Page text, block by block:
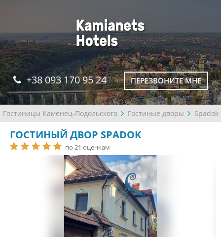
+38 093 170 95 24 ПЕРЕЗВОНИТЕ МНЕ
Гостиницы Каменец-Подольского Гостиные дворы Spadok
ГОСТИНЫЙ ДВОР SPADOK
по 21 оценкам